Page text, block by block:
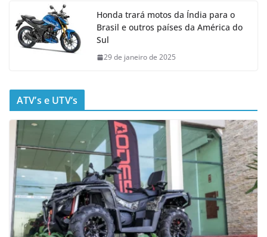
Honda trará motos da Índia para o
Brasil e outros países da América do
Sul
29 de janeiro de 2025
ATV’s e UTV’s